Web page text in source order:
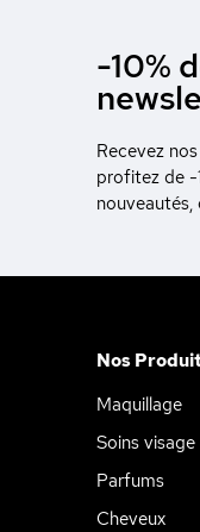
-10%
Recevez
profitez de -
Nos
Maquillage
Soins
Parfums
Cheveux